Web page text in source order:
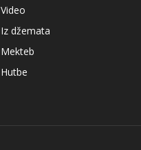
Video
Iz džemata
Mekteb
Hutbe